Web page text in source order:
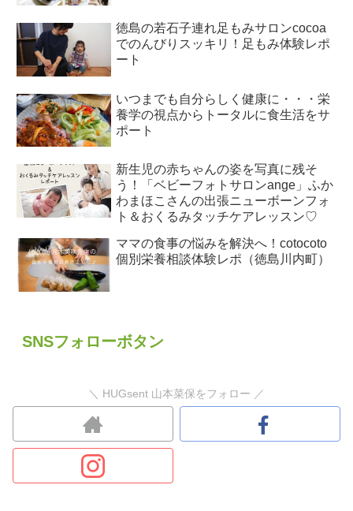
徳島の若石子連れ足もみサロンcocoa
でのんびりスッキリ！足もみ体験レポ
ート
いつまでも自分らしく健康に・・・栄
養学の視点からトータルに食生活をサ
ポート
新生児の赤ちゃんの姿を写真に残そ
う！「ベビーフォトサロンange」ふか
わまほこさんの出張ニューボーンフォ
ト＆おくるみタッチケアレッスン♡
ママの食事の悩みを解決へ！cotocoto
個別栄養相談体験レポ（徳島川内町）
SNSフォローボタン
＼ HUGsent 山本菜保をフォロー ／